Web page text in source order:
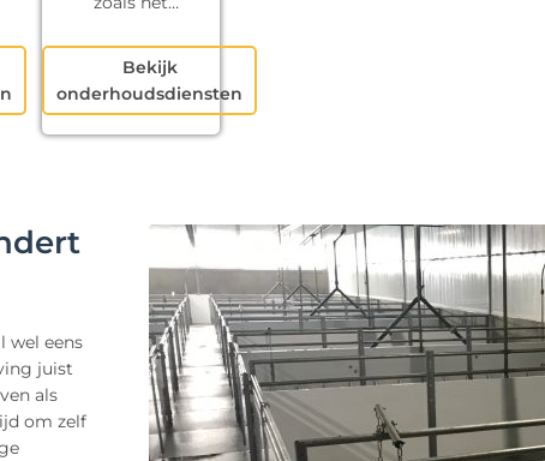
kapotte voegen
en klein
schilderwerk.
Bekijk
onderhoudsdiensten
wel eens
juist
als
om zelf